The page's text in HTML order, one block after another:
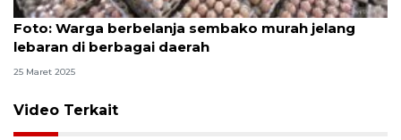
Foto
Foto: Warga berbelanja sembako murah jelang
lebaran di berbagai daerah
25 Maret 2025
Video Terkait